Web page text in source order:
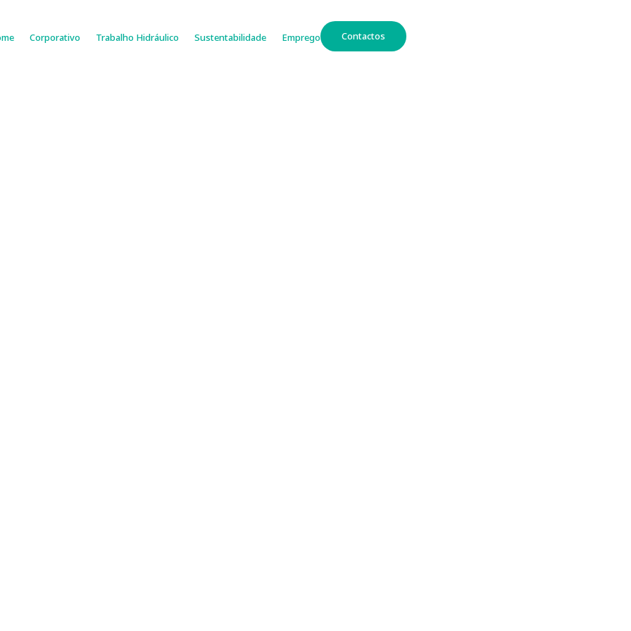
Corporativo Trabalho Hidráulico Sustentabilidade Emprego Contactos